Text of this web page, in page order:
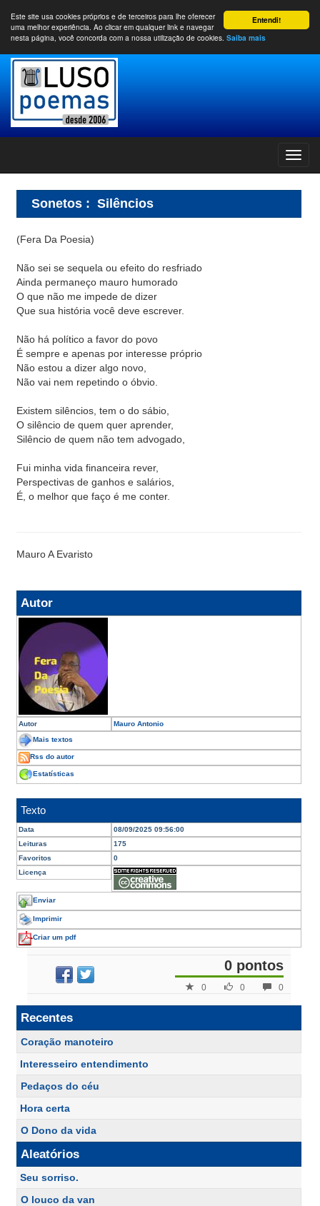
Entendi!
Este site usa cookies próprios e de terceiros para lhe oferecer
uma melhor experiência. Ao clicar em qualquer link e navegar
nesta página, você concorda com a nossa utilização de cookies. Saiba mais
Sonetos : Silêncios
(Fera Da Poesia)
Não sei se sequela ou efeito do resfriado
Ainda permaneço mauro humorado
O que não me impede de dizer
Que sua história você deve escrever.
Não há político a favor do povo
É sempre e apenas por interesse próprio
Não estou a dizer algo novo,
Não vai nem repetindo o óbvio.
Existem silêncios, tem o do sábio,
O silêncio de quem quer aprender,
Silêncio de quem não tem advogado,
Fui minha vida financeira rever,
Perspectivas de ganhos e salários,
É, o melhor que faço é me conter.
Mauro A Evaristo
Autor
Autor Mauro Antonio
Mais textos
Rss do autor
Estatísticas
Texto
Data
08/09/2025 09:56:00
Leituras
175
Favoritos
0
Licença
Enviar
Imprimir
Criar um pdf
0 pontos
0
0
0
Recentes
Coração manoteiro
Interesseiro entendimento
Pedaços do céu
Hora certa
O Dono da vida
Aleatórios
Seu sorriso.
O louco da van